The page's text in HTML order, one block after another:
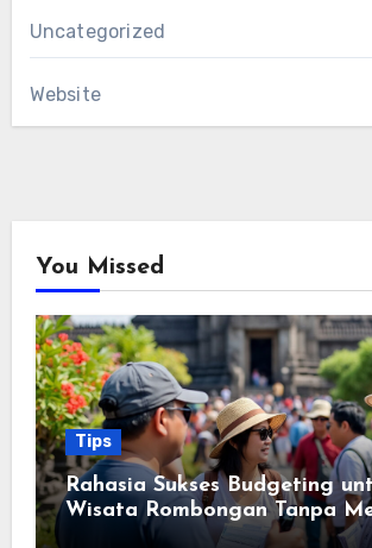
Uncategorized
Website
You Missed
Tips
Rahasia Sukses Budgeting
Wisata Rombongan Tanpa
Kantong